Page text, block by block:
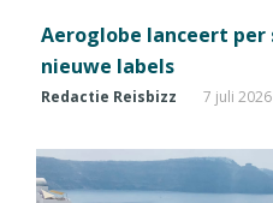
Aeroglobe lanceert
nieuwe labels
Redactie Reisbizz 7 juli 2026